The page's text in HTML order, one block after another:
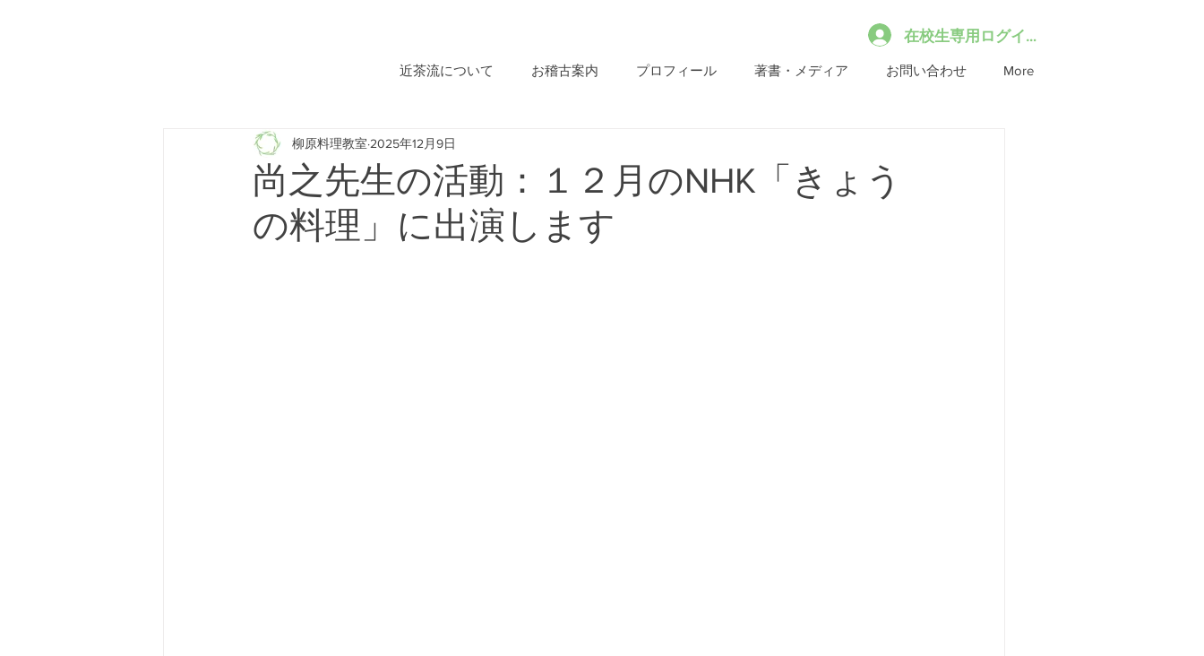
近茶流について お稽古案内 プロフィール 著書・メディア お問い合わせ More
在校生専用ログイン
尚之先生の活動：１２月のNHK「きょう
の料理」に出演します
柳原料理教室 2025年12月9日